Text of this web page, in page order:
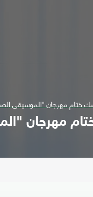
مهرجان "الموسيقى
مهرجان